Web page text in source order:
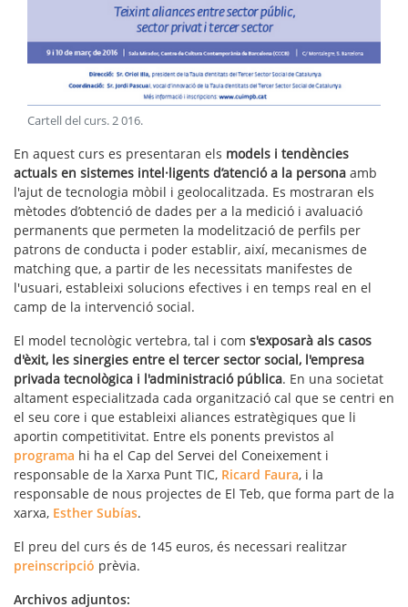
Cartell del curs.2 016.
En aquest curs es presentaran els models i tendències
actuals en sistemes intel·ligents d’atenció a la persona amb
l'ajut de tecnologia mòbil i geolocalitzada. Es mostraran els
mètodes d’obtenció de dades per a la medició i avaluació
permanents que permeten la modelització de perfils per
patrons de conducta i poder establir, així, mecanismes de
matching que, a partir de les necessitats manifestes de
l'usuari, estableixi solucions efectives i en temps real en el
camp de la intervenció social.
El model tecnològic vertebra, tal i com s'exposarà als casos
d'èxit, les sinergies entre el tercer sector social, l'empresa
privada tecnològica i l'administració pública. En una societat
altament especialitzada cada organització cal que se centri en
el seu core i que estableixi aliances estratègiques que li
aportin competitivitat. Entre els ponents previstos al
programa hi ha el Cap del Servei del Coneixement i
responsable de la Xarxa Punt TIC, Ricard Faura, i la
responsable de nous projectes de El Teb, que forma part de la
xarxa, Esther Subías.
El preu del curs és de 145 euros, és necessari realitzar
preinscripció prèvia.
Archivos adjuntos: